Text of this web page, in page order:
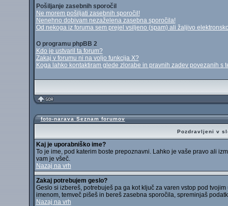
Pošiljanje zasebnih sporočil
Ne morem pošiljati zasebnih sporočil!
Nenehno dobivam nezaželena zasebna sporočila!
Od nekoga iz foruma sem prejel vsiljeno (spam) ali žaljivo
O programu phpBB 2
Kdo je ustvaril ta forum?
Zakaj v forumu ni na voljo funkcija X?
Koga lahko kontaktiram glede zlorabe in pravnih zadev povezanih s
foto-narava Seznam forumov
Pozdravljeni v
Kaj je uporabniško ime?
To je ime, pod katerim boste prepoznavni. Lahko je vaše pravo ali
vam je všeč.
Nazaj na vrh
Zakaj potrebujem geslo?
Geslo si izbereš, potrebuješ pa ga kot ključ za varen vstop pod
imenom, temveč pišeš in bereš zasebna sporočila, spreminjaš
Nazaj na vrh